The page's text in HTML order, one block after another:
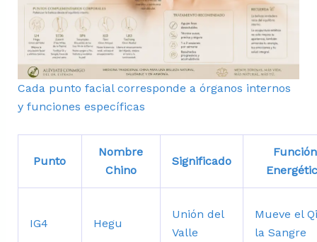
Cada punto facial corresponde a órganos internos
y funciones específicas
Punto
Nombre
Chino
Significado
Función
IG4 Hegu
Unión del
Valle
Mueve el
la Sangre